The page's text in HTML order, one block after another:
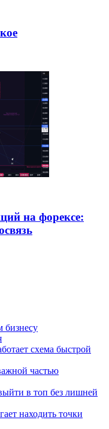
на форексе:
бизнесу
схема быстрой
частью
в топ без лишней
находить точки